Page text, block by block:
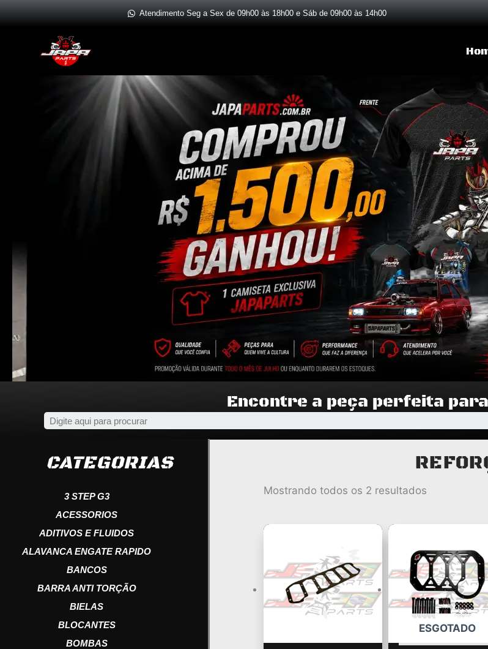
Ir
Atendimento Seg a Sex de 09h00 às 18h00 e Sáb de 09h00 às 14h00
Encontre a peça perfeita
CATEGORIAS
3 STEP G3
ACESSORIOS
ADITIVOS E FLUIDOS
ALAVANCA ENGATE RAPIDO
BANCOS
BARRA ANTI TORÇÃO
BIELAS
BLOCANTES
BOMBAS
Mostrando todos os 2 resultados
ESGOTADO